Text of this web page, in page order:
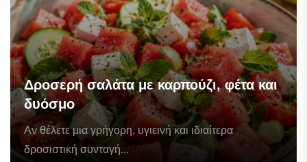
Δροσερή σαλάτα με καρπούζι, φέτα και
δυόσμο
Αν θέλετε μια γρήγορη, υγιεινή και ιδιαίτερα
δροσιστική συνταγή...